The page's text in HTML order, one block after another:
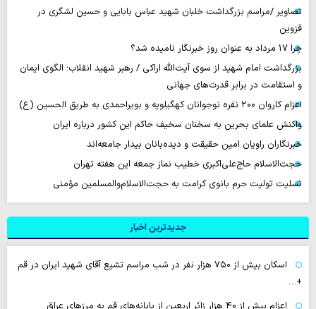
تصاویر /مراسم بزرگداشت خلبان شهید عباس بابایی و حسین لشگری در
قزوین
چرا 17 مرداد به عنوان روز خبرنگار نامیده شد؟
بزرگداشت امام شهید از سوی آیت‌الله اراکی / رهبر شهید انقلاب؛ الگوی ایمان
و استقامت در برابر قدرت‌های جهانی
اعزام کاروان ۲۰۰ نفره نوجوانان کهگیلویه و بویراحمدی به طریق الحسین (ع)
واکنش علمای بحرین به سخنان سخیف حاکم این کشور درباره ایران
خبرنگاران راویان امین حقیقت و دیده‌بانان بیدار جامعه‌اند
حجت‌الاسلام حاج‌علی‌اکبری خطیب نماز جمعه این هفته تهران
تسلیت تولیت حرم بانوی کرامت به حجت‌الاسلام‌والمسلمین مؤمنی
جدیدترین اخبار
اسکان بیش از ۷۵۰ هزار نفر در شب مراسم تشیع آقای شهید ایران در قم
+…
اعزام بیش از ۴۰ هزار زائر اربعین از پایانه‌های قم به مرزهای عراق